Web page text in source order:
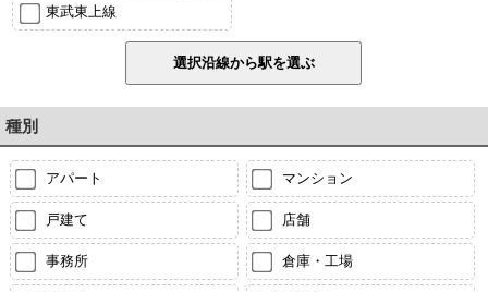
東武東上線
種別
アパート マンション
戸建て 店舗
事務所 倉庫・工場